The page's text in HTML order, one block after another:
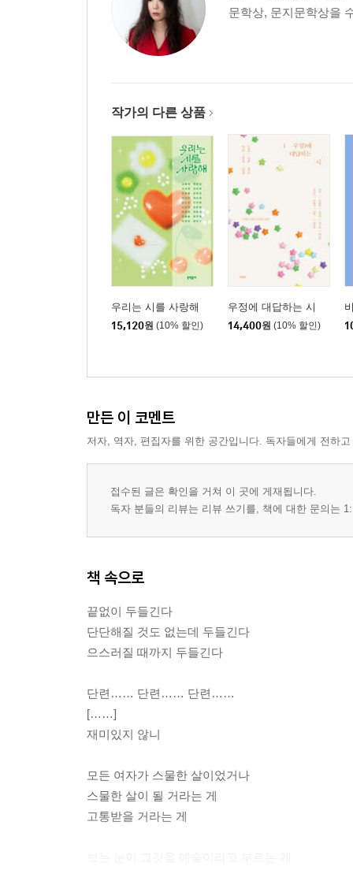
콜 미 바이 유어 네임
해피엔드
우리가 거의 죽은 날
비신비
기울어지는 경향
청혼1
3부 이것은 살인 기록 기계가 될 것입니다
픽션다이어리
신을 믿는 사람들
0의 방백
0과 늙은 남자와 연출가 사이에 흐르는 공기
연극 0
축성祝聖
4부 두 손과 두 발을 잊고 깨끗해지기로
영원
붉은 개와 붉은 개 닿기
수집
◇
어느 푸른 저녁
아름답고 무거운 책
잠자는 곰, 솔트 세인트 마리
然
중심을 향해 다가가기 색의 방식으로 도피하기
문학상, 문지문학상을
작가의 다른 상품
우리는 시를 사랑해
15,120원 (10% 할인)
우정에 대답하는 시
14,400원 (10% 할인)
만든 이 코멘트
저자, 역자, 편집자를 위한 공간입니다. 독자들에게 전하
접수된 글은 확인을 거쳐 이 곳에 게재됩니다.
독자 분들의 리뷰는 리뷰 쓰기를, 책에 대한 문의는
책 속으로
끝없이 두들긴다
단단해질 것도 없는데 두들긴다
으스러질 때까지 두들긴다
단련…… 단련…… 단련……
[……]
재미있지 않니
모든 여자가 스물한 살이었거나
스물한 살이 될 거라는 게
고통받을 거라는 게